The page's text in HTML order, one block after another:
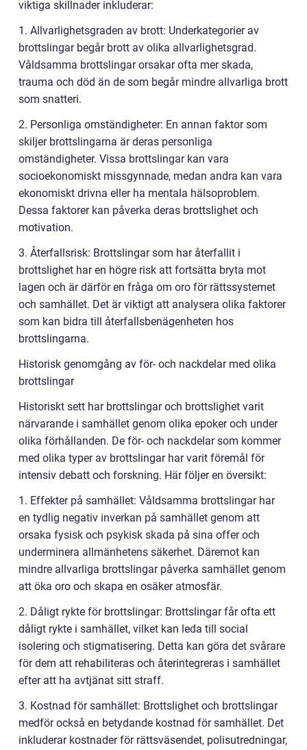
viktiga skillnader inkluderar:
1. Allvarlighetsgraden av brott: Underkategorier av
brottslingar begår brott av olika allvarlighetsgrad.
Våldsamma brottslingar orsakar ofta mer skada,
trauma och död än de som begår mindre allvarliga brott
som snatteri.
2. Personliga omständigheter: En annan faktor som
skiljer brottslingarna är deras personliga
omständigheter. Vissa brottslingar kan vara
socioekonomiskt missgynnade, medan andra kan vara
ekonomiskt drivna eller ha mentala hälsoproblem.
Dessa faktorer kan påverka deras brottslighet och
motivation.
3. Återfallsrisk: Brottslingar som har återfallit i
brottslighet har en högre risk att fortsätta bryta mot
lagen och är därför en fråga om oro för rättssystemet
och samhället. Det är viktigt att analysera olika faktorer
som kan bidra till återfallsbenägenheten hos
brottslingarna.
Historisk genomgång av för- och nackdelar med olika
brottslingar
Historiskt sett har brottslingar och brottslighet varit
närvarande i samhället genom olika epoker och under
olika förhållanden. De för- och nackdelar som kommer
med olika typer av brottslingar har varit föremål för
intensiv debatt och forskning. Här följer en översikt:
1. Effekter på samhället: Våldsamma brottslingar har
en tydlig negativ inverkan på samhället genom att
orsaka fysisk och psykisk skada på sina offer och
underminera allmänhetens säkerhet. Däremot kan
mindre allvarliga brottslingar påverka samhället genom
att öka oro och skapa en osäker atmosfär.
2. Dåligt rykte för brottslingar: Brottslingar får ofta ett
dåligt rykte i samhället, vilket kan leda till social
isolering och stigmatisering. Detta kan göra det svårare
för dem att rehabiliteras och återintegreras i samhället
efter att ha avtjänat sitt straff.
3. Kostnad för samhället: Brottslighet och brottslingar
medför också en betydande kostnad för samhället. Det
inkluderar kostnader för rättsväsendet, polisutredningar,